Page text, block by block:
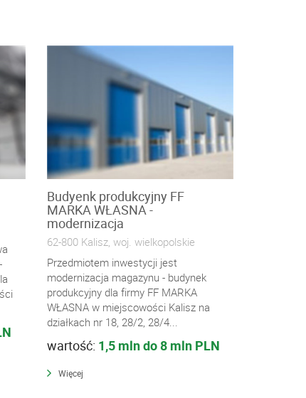
Budyenk produkcyjny FF
MARKA WŁASNA -
modernizacja
62-800 Kalisz, woj. wielkopolskie
Przedmiotem inwestycji jest
modernizacja magazynu - budynek
produkcyjny dla firmy FF MARKA
WŁASNA w miejscowości Kalisz na
działkach nr 18, 28/2, 28/4...
wartość: 1,5 mln do 8 mln PLN
Więcej